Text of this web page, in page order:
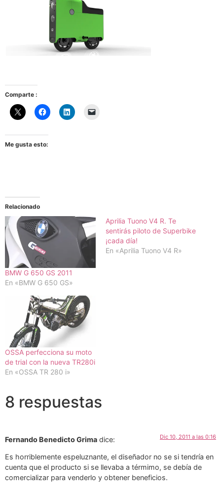
Comparte :
Me gusta esto:
Relacionado
BMW G 650 GS 2011
En «BMW G 650 GS»
Aprilia Tuono V4 R. Te
sentirás piloto de Superbike
¡cada día!
En «Aprilia Tuono V4 R»
OSSA perfecciona su moto
de trial con la nueva TR280i
En «OSSA TR 280 i»
8 respuestas
Fernando Benedicto Grima dice: Dic 10, 2011 a las 0:16
Es horriblemente espeluznante, el diseñador no se si tendría en
cuenta que el producto si se llevaba a térmimo, se debía de
comercializar para venderlo y obtener beneficios.